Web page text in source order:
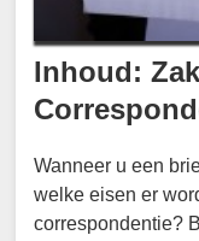
Inhoud:
Wanneer u een
welke eisen er
correspondentie?